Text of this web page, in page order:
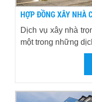
HỢP ĐỒNG XÂY NHÀ
Dịch vụ xây nhà
một trong những